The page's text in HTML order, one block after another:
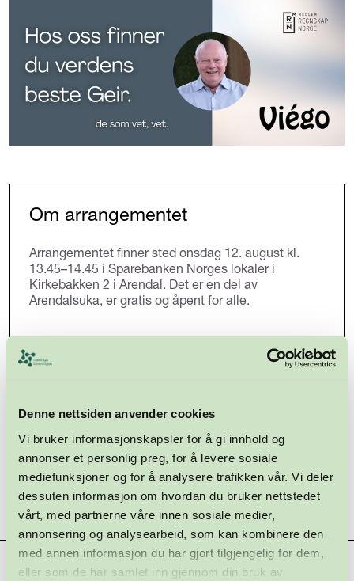
Denne nettsiden anvender cookies
Vi bruker informasjonskapsler for å gi innhold og
annonser et personlig preg, for å levere sosiale
mediefunksjoner og for å analysere trafikken vår. Vi deler
dessuten informasjon om hvordan du bruker nettstedet
vårt, med partnerne våre innen sosiale medier,
annonsering og analysearbeid, som kan kombinere den
med annen informasjon du har gjort tilgjengelig for dem,
eller som de har samlet inn gjennom din bruk av
Om arrangementet
Arrangementet finner sted onsdag 12. august kl.
13.45–14.45 i Sparebanken Norges lokaler i
Kirkebakken 2 i Arendal. Det er en del av
Arendalsuka, er gratis og åpent for alle.
Hovedsamarbeidspartnere